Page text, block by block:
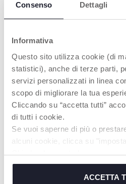
Consenso Dettagli
Informativa
Questo sito utilizza cookie (di
statistici), anche di terze parti,
servizi personalizzati in linea
scopo di migliorare la tua
Cliccando su “accetta tutti”
di tutti i cookie.
Se vuoi saperne di più o
alcuni cookie, clicca su
Chiudendo questo banner
cookie tecnici, indispensabili
ACCETTA
sounds with joy when
Rodeo is stroked or
RIDE ON
enables your child to
push themselves
independently
2